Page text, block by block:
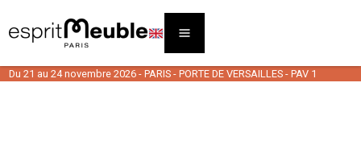
Du 21 au 24 novembre 2026 - PARIS - PORTE DE VERSAILLES - PAV 1